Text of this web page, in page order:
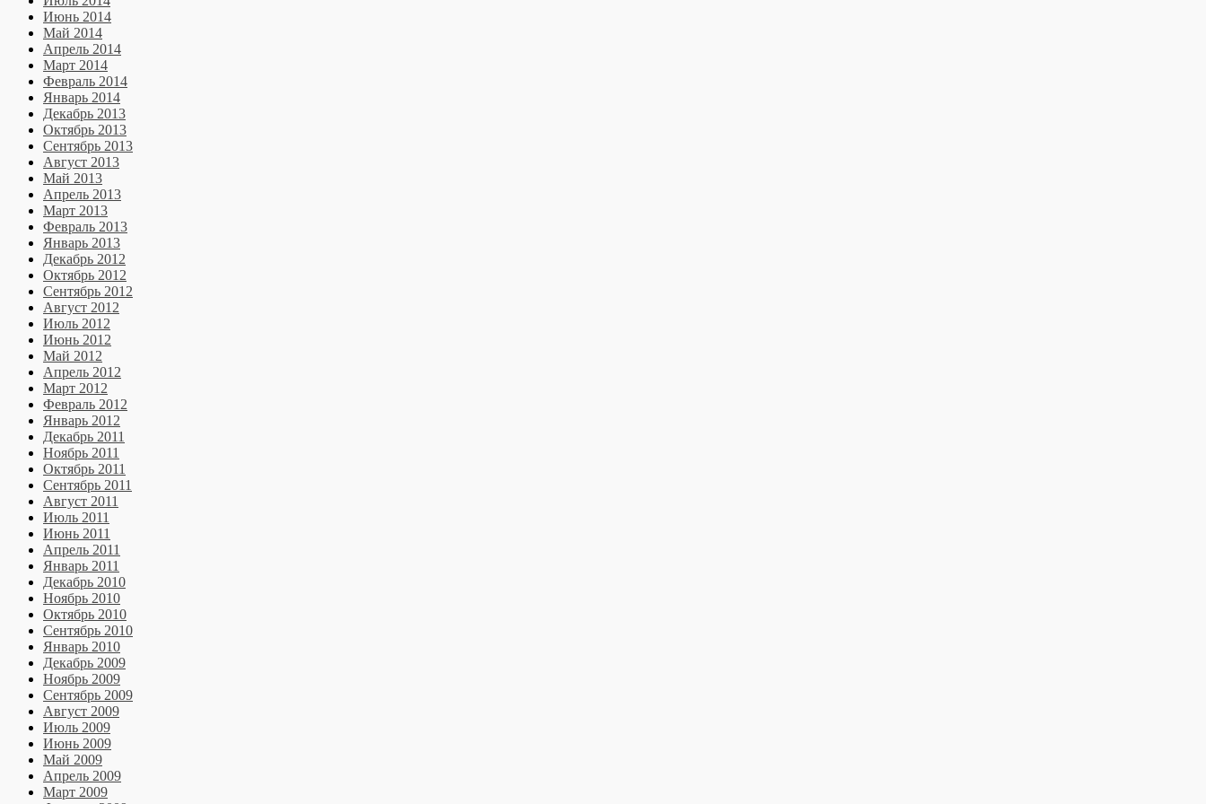
Июнь 2014
Май 2014
Апрель 2014
Март 2014
Февраль 2014
Январь 2014
Декабрь 2013
Октябрь 2013
Сентябрь 2013
Август 2013
Май 2013
Апрель 2013
Март 2013
Февраль 2013
Январь 2013
Декабрь 2012
Октябрь 2012
Сентябрь 2012
Август 2012
Июль 2012
Июнь 2012
Май 2012
Апрель 2012
Март 2012
Февраль 2012
Январь 2012
Декабрь 2011
Ноябрь 2011
Октябрь 2011
Сентябрь 2011
Август 2011
Июль 2011
Июнь 2011
Апрель 2011
Январь 2011
Декабрь 2010
Ноябрь 2010
Октябрь 2010
Сентябрь 2010
Январь 2010
Декабрь 2009
Ноябрь 2009
Сентябрь 2009
Август 2009
Июль 2009
Июнь 2009
Май 2009
Апрель 2009
Март 2009